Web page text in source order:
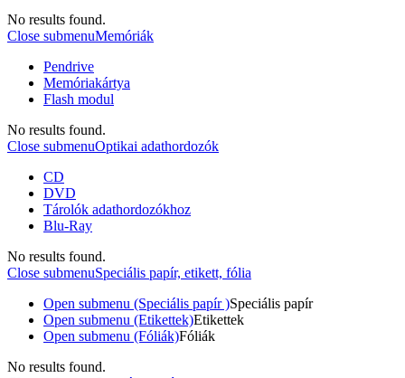
No results found.
Close submenuMemóriák
Pendrive
Memóriakártya
Flash modul
No results found.
Close submenuOptikai adathordozók
CD
DVD
Tárolók adathordozókhoz
Blu-Ray
No results found.
Close submenuSpeciális papír, etikett, fólia
Open submenu (Speciális papír )Speciális papír
Open submenu (Etikettek)Etikettek
Open submenu (Fóliák)Fóliák
No results found.